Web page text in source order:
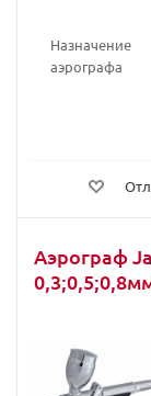
Назначение
аэрографа
Аэрограф